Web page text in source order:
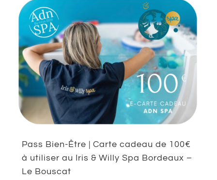
Pass Bien-Être | Carte cadeau de 100€
à utiliser au Iris & Willy Spa Bordeaux –
Le Bouscat